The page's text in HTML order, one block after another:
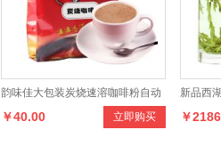
韵味佳大包装炭烧速溶咖啡粉自动
咖啡机餐饮店专用 立即购买
￥40.00
新品西
纸包装
￥